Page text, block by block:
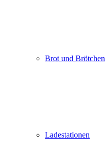
Brot und Brötchen
Ladestationen